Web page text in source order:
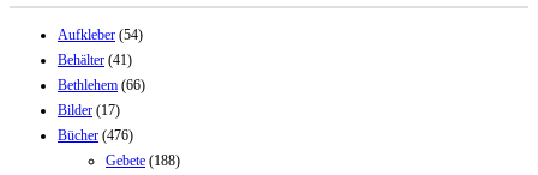
Aufkleber (54)
Behälter (41)
Bethlehem (66)
Bilder (17)
Bücher (476)
Gebete (188)